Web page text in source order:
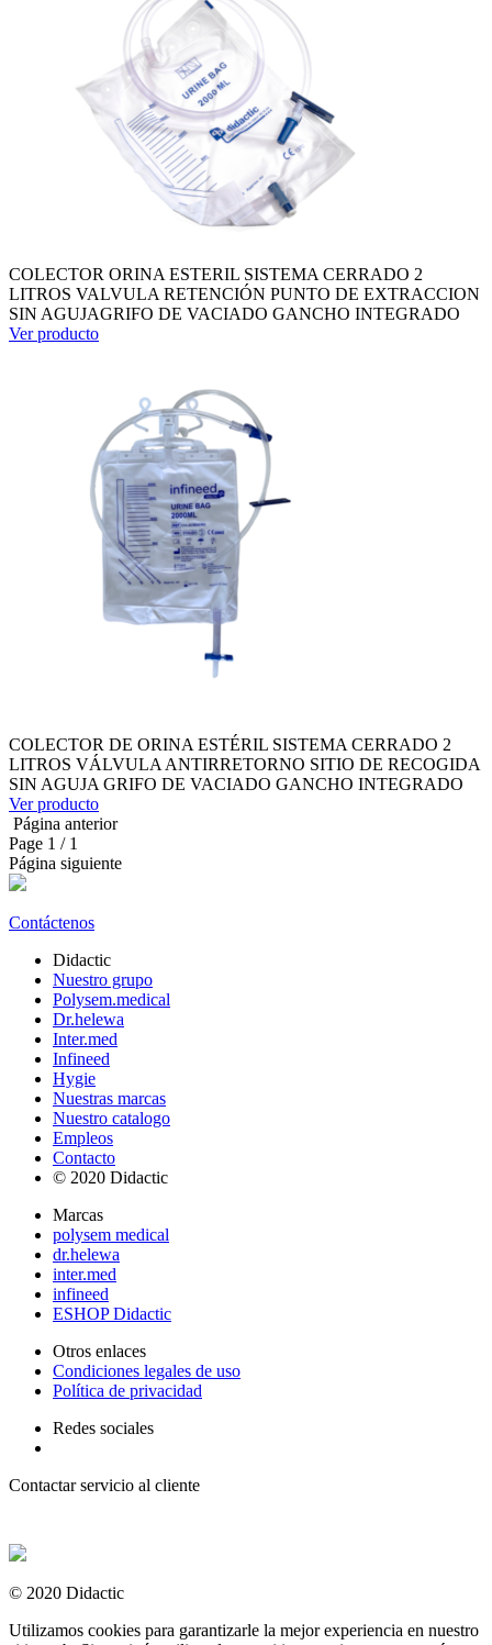
COLECTOR ORINA ESTERIL SISTEMA CERRADO 2
LITROS VALVULA RETENCIÓN PUNTO DE EXTRACCION
SIN AGUJAGRIFO DE VACIADO GANCHO INTEGRADO
Ver producto
COLECTOR DE ORINA ESTÉRIL SISTEMA CERRADO 2
LITROS VÁLVULA ANTIRRETORNO SITIO DE RECOGIDA
SIN AGUJA GRIFO DE VACIADO GANCHO INTEGRADO
Ver producto
Página anterior
Page 1 / 1
Página siguiente
Contáctenos
Didactic
Nuestro grupo
Polysem.medical
Dr.helewa
Inter.med
Infineed
Hygie
Nuestras marcas
Nuestro catalogo
Empleos
Contacto
© 2020 Didactic
Marcas
polysem medical
dr.helewa
inter.med
infineed
ESHOP Didactic
Otros enlaces
Condiciones legales de uso
Política de privacidad
Redes sociales
Contactar servicio al cliente
© 2020 Didactic
Utilizamos cookies para garantizarle la mejor experiencia en nuestro